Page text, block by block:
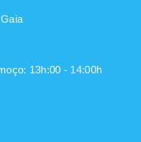
13h:00 - 14:00h